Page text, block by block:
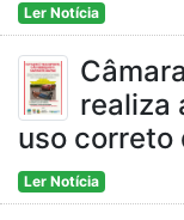
Ler Notícia
realiza
uso
Ler Notícia